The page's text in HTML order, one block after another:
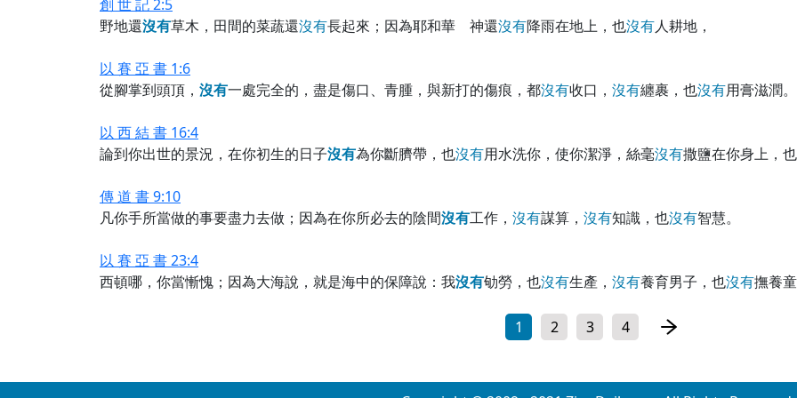
創 世 記 2:5
野地還沒有草木，田間的菜蔬還沒有長起來；因為耶和華 神還沒有降雨在地上，也沒有人耕地，
以 賽 亞 書 1:6
從腳掌到頭頂， 沒有一處完全的，盡是傷口、青腫，與新打的傷痕，都沒有收口， 沒有纏裹，也沒有用膏滋潤。
以 西 結 書 16:4
論到你出世的景況，在你初生的日子沒有為你斷臍帶，也沒有用水洗你，使你潔淨，絲毫沒有撒鹽在你身上，也
傳 道 書 9:10
凡你手所當做的事要盡力去做；因為在你所必去的陰間沒有工作， 沒有謀算， 沒有知識，也沒有智慧。
以 賽 亞 書 23:4
西頓哪，你當慚愧；因為大海說，就是海中的保障說：我沒有劬勞，也沒有生產， 沒有養育男子，也沒有撫養童
1 2 3 4